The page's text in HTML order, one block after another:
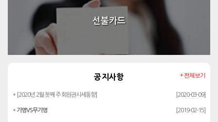
선불카드
공지사항
* [2020년 2월 첫째 주 회원권시세동향] [2020-03-09]
* 기명VS무기명 [2019-02-15]
+ 전체보기